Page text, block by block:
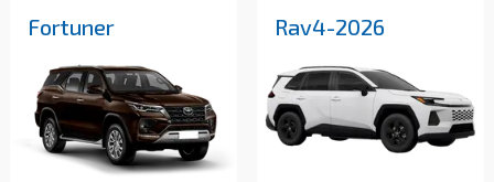
Fortuner Rav4-2026